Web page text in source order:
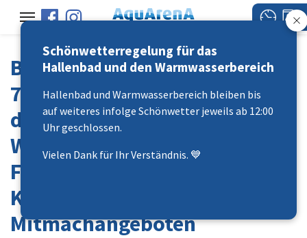
Badifest Sport + Gesundheit I
7. Juni 2026 I 14 –19 Uhr
diverse Schnupperkurse &
Wasseraction I neue
Freibadtechnik entdecken I
Kurzmassage I Vereine mit
Mitmachangeboten
Schönwetterregelung für das
Hallenbad und den Warmwasserbereich
Hallenbad und Warmwasserbereich bleiben bis
auf weiteres infolge Schönwetter jeweils ab 12:00
Uhr geschlossen.
Vielen Dank für Ihr Verständnis. 💙